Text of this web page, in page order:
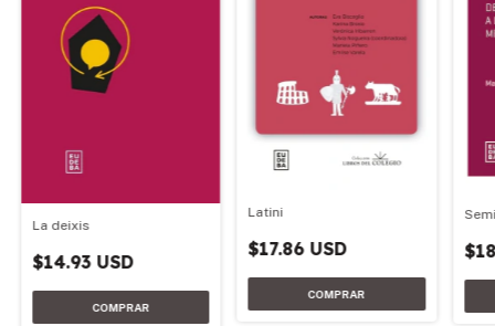
La deixis
$14.93 USD
Latini
$17.86 USD